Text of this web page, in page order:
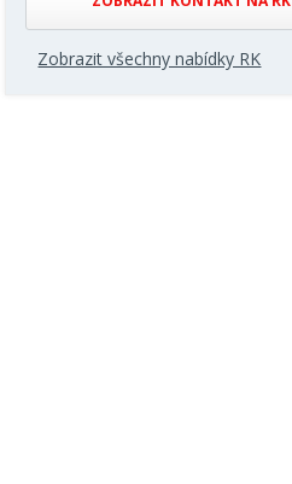
Zobrazit všechny nabídky RK